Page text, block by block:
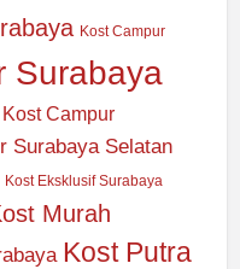
Kost Campur
Surabaya
Kost Campur
Surabaya Selatan
Kost Eksklusif Surabaya
Murah
Kost Putra